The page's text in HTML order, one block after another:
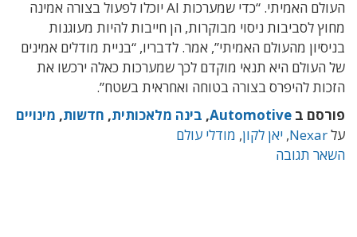
העולם האמיתי. “כדי שמערכות AI יוכלו לפעול בצורה אמינה
מחוץ לסביבות ניסוי מבוקרות, הן חייבות להיות מעוגנות
בניסיון מהעולם האמיתי”, אמר. לדבריו, “בניית מודלים אמינים
של העולם היא תנאי מוקדם לכך שמערכות כאלה ירכשו את
הזכות להיפרס בצורה בטוחה ואחראית בשטח”.
פורסם ב Automotive
, בינה מלאכותית, חדשות, מינויים
עלNexar
, יאן לקון, מודלי עולם
השאר תגובה